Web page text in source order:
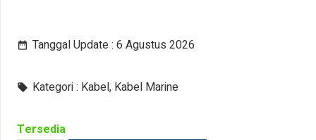
date_range Tanggal Update :6 Agustus 2026
local_offer Kategori : Kabel, Kabel Marine
Tersedia